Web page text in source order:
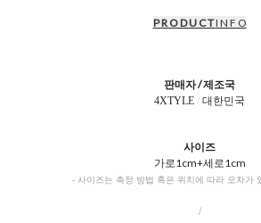
P R O D U C TI N F O
판매자 / 제조국
4XTYLE / 대한민국
사이즈
가로1cm+세로1cm
- 사이즈는 측정 방법 혹은 위치에 따라 오차가
/